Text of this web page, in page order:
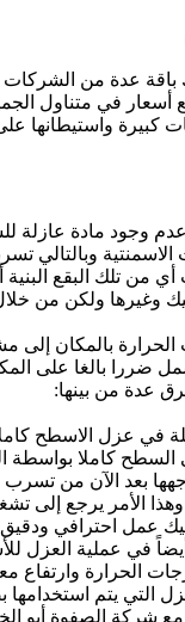
عدة من الشركات
في متناول
كبيرة واستيطانها
وجود مادة عازلة
وبالتالي
من تلك البقع
وغيرها ولكن من
بالمكان إلى
ضررا بالغا على
عدة من بينها:
في عزل الاسطح
كاملا بواسطة
بعد الآن من تسرب
الأمر يرجع
عمل احترافي
أيضاً في عملية العزل
الحرارة وارتفاع
التي يتم
شركة الصفوة أبو